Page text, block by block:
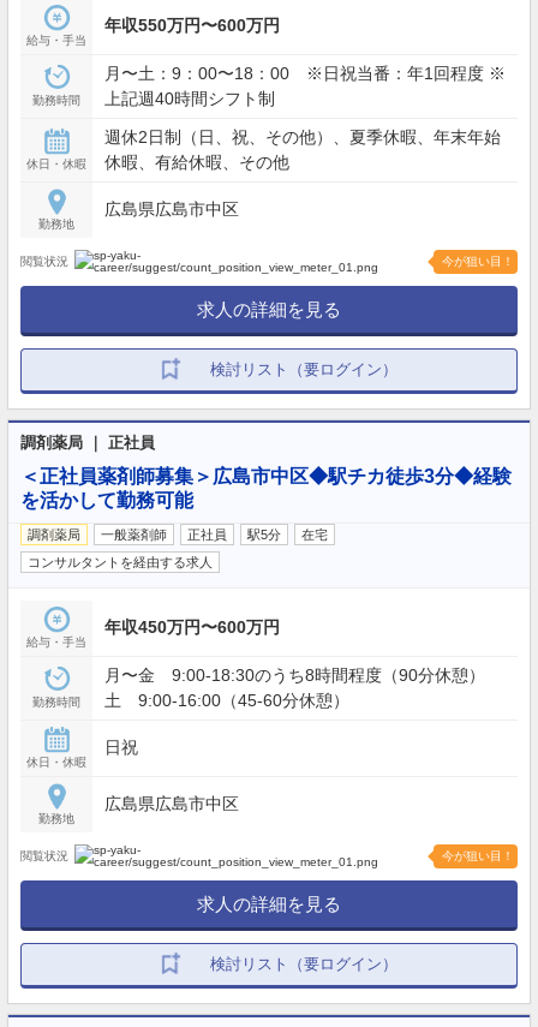
給与・手当
年収550万円〜600万円
勤務時間
月〜土：9：00〜18：00 ※日祝当番：年1回程度 ※
上記週40時間シフト制
休日・休暇
週休2日制（日、祝、その他）、夏季休暇、年末年始
休暇、有給休暇、その他
勤務地
広島県広島市中区
閲覧状況 今が狙い目！
求人の詳細を見る
検討リスト（要ログイン）
調剤薬局 ｜ 正社員
＜正社員薬剤師募集＞広島市中区◆駅チカ徒歩3分◆経験
を活かして勤務可能
調剤薬局 一般薬剤師 正社員 駅5分
在宅
コンサルタントを経由する求人
給与・手当
年収450万円〜600万円
勤務時間
月〜金 9:00-18:30のうち8時間程度（90分休憩）
土 9:00-16:00（45-60分休憩）
休日・休暇
日祝
勤務地
広島県広島市中区
閲覧状況 今が狙い目！
求人の詳細を見る
検討リスト（要ログイン）